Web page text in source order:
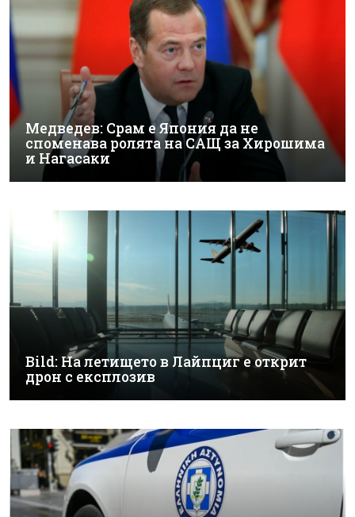
Медведев: Срам е Япония да не
споменава ролята на САЩ за Хирошима
и Нагасаки
Bild: На летището в Лайпциг е открит
дрон с експлозив